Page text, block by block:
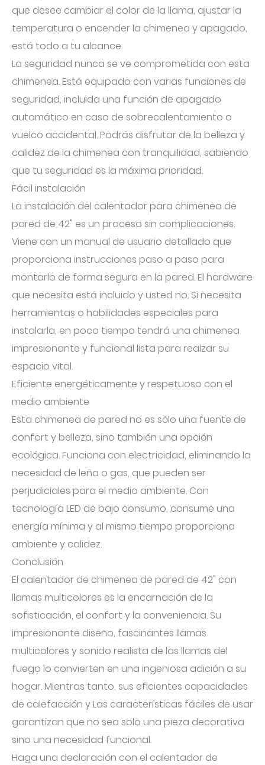
que desee cambiar el color de la llama, ajustar la
temperatura o encender la chimenea y apagado,
está todo a tu alcance.
La seguridad nunca se ve comprometida con esta
chimenea. Está equipado con varias funciones de
seguridad, incluida una función de apagado
automático en caso de sobrecalentamiento o
vuelco accidental. Podrás disfrutar de la belleza y
calidez de la chimenea con tranquilidad, sabiendo
que tu seguridad es la máxima prioridad.
Fácil instalación
La instalación del calentador para chimenea de
pared de 42" es un proceso sin complicaciones.
Viene con un manual de usuario detallado que
proporciona instrucciones paso a paso para
montarlo de forma segura en la pared. El hardware
que necesita está incluido y usted no. Si necesita
herramientas o habilidades especiales para
instalarla, en poco tiempo tendrá una chimenea
impresionante y funcional lista para realzar su
espacio vital.
Eficiente energéticamente y respetuoso con el
medio ambiente
Esta chimenea de pared no es sólo una fuente de
confort y belleza, sino también una opción
ecológica. Funciona con electricidad, eliminando la
necesidad de leña o gas, que pueden ser
perjudiciales para el medio ambiente. Con
tecnología LED de bajo consumo, consume una
energía mínima y al mismo tiempo proporciona
ambiente y calidez.
Conclusión
El calentador de chimenea de pared de 42" con
llamas multicolores es la encarnación de la
sofisticación, el confort y la conveniencia. Su
impresionante diseño, fascinantes llamas
multicolores y sonido realista de las llamas del
fuego lo convierten en una ingeniosa adición a su
hogar. Mientras tanto, sus eficientes capacidades
de calefacción y Las características fáciles de usar
garantizan que no sea solo una pieza decorativa
sino una necesidad funcional.
Haga una declaración con el calentador de